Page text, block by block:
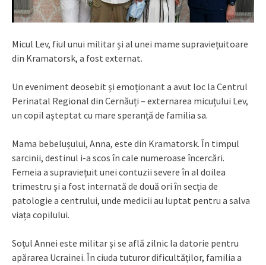
Micul Lev, fiul unui militar și al unei mame supraviețuitoare
din Kramatorsk, a fost externat.
Un eveniment deosebit și emoționant a avut loc la Centrul
Perinatal Regional din Cernăuți – externarea micuțului Lev,
un copil așteptat cu mare speranță de familia sa.
Mama bebelușului, Anna, este din Kramatorsk. În timpul
sarcinii, destinul i-a scos în cale numeroase încercări.
Femeia a supraviețuit unei contuzii severe în al doilea
trimestru și a fost internată de două ori în secția de
patologie a centrului, unde medicii au luptat pentru a salva
viața copilului.
Soțul Annei este militar și se află zilnic la datorie pentru
apărarea Ucrainei. În ciuda tuturor dificultăților, familia a